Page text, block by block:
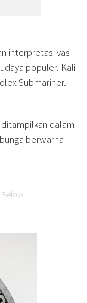
interpretasi vas
populer. Kali
Submariner.
dalam
berwarna
Below